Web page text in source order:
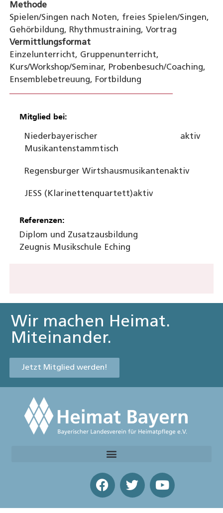
Methode
Spielen/Singen nach Noten, freies Spielen/Singen,
Gehörbildung, Rhythmustraining, Vortrag
Vermittlungsformat
Einzelunterricht, Gruppenunterricht,
Kurs/Workshop/Seminar, Probenbesuch/Coaching,
Ensemblebetreuung, Fortbildung
Mitglied bei:
Niederbayerischer
Musikantenstammtisch
aktiv
Regensburger Wirtshausmusikantenaktiv
JESS (Klarinettenquartett)aktiv
Referenzen:
Diplom und Zusatzausbildung
Zeugnis Musikschule Eching
Wir machen Heimat.
Miteinander.
Jetzt Mitglied werden!